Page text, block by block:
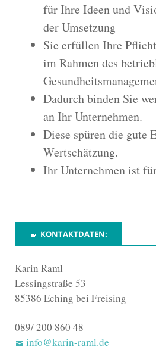
für Ihre Ideen und
der Umsetzung
Sie erfüllen Ihre
im Rahmen des
Dadurch binden Sie
an Ihr Unternehmen.
Diese spüren die gute
Wertschätzung.
Ihr Unternehmen ist
KONTAKTDATEN:
Karin Raml
Lessingstraße 53
85386 Eching bei Freising
089/ 200 860 48
info@karin-raml.de